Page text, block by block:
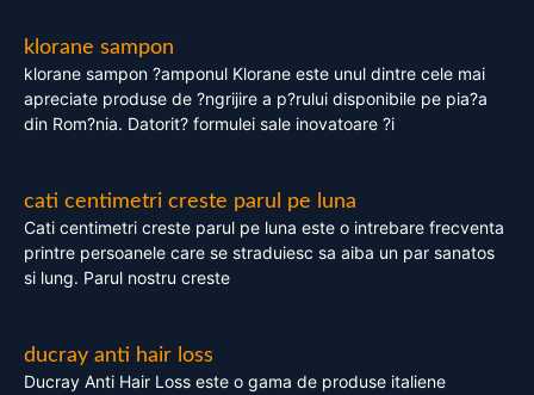
klorane sampon
klorane sampon ?amponul Klorane este unul dintre cele mai
apreciate produse de ?ngrijire a p?rului disponibile pe pia?a
din Rom?nia. Datorit? formulei sale inovatoare ?i
cati centimetri creste parul pe luna
Cati centimetri creste parul pe luna este o intrebare frecventa
printre persoanele care se straduiesc sa aiba un par sanatos
si lung. Parul nostru creste
ducray anti hair loss
Ducray Anti Hair Loss este o gama de produse italiene